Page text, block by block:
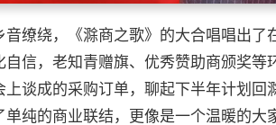
音缭绕，《滁商之歌》的大合唱唱出
自信，老知青赠旗、优秀赞助商颁奖
上谈成的采购订单，聊起下半年计划
单纯的商业联结，更像是一个温暖的大